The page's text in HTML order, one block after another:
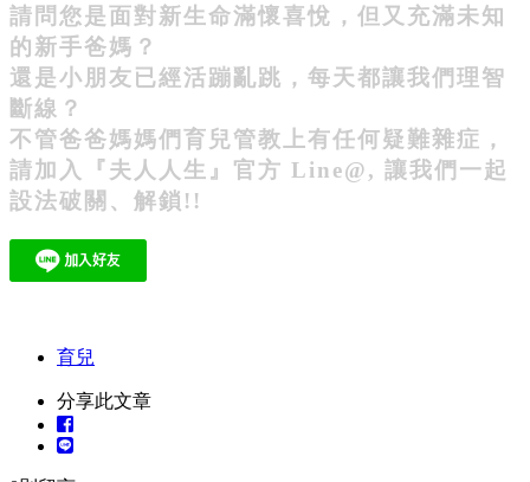
請問您是面對新生命滿懷喜悅，但又充滿未知
的新手爸媽？
還是小朋友已經活蹦亂跳，每天都讓我們理智
斷線？
不管爸爸媽媽們育兒管教上有任何疑難雜症，
請加入『夫人人生』官方 Line@, 讓我們一起
設法破關、解鎖!!
育兒
分享此文章